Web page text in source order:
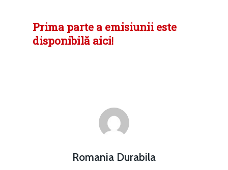
Prima parte a emisiunii este
disponibilă aici!
Romania Durabila